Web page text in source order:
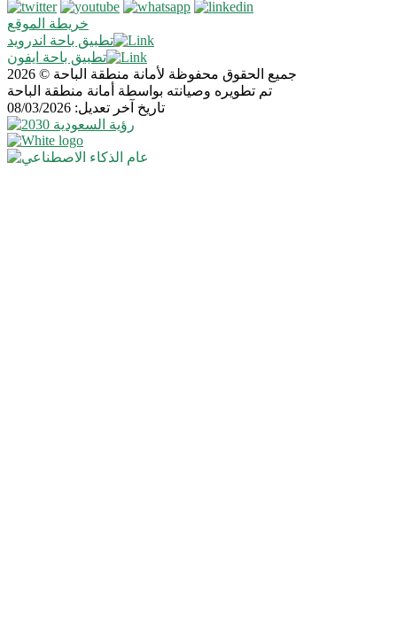
خريطة الموقع
تطبيق باحة اندرويد
تطبيق باحة ايفون
جميع الحقوق محفوظة لأمانة منطقة الباحة © 2026
تم تطويره وصيانته بواسطة أمانة منطقة الباحة
تاريخ آخر تعديل: 08/03/2026